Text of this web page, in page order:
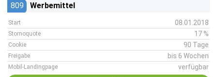
809 Werbemittel
Start 08.01.2018
Stornoquote 17 %
Cookie 90 Tage
Freigabe bis 6 Wochen
Mobil-Landingpage verfügbar